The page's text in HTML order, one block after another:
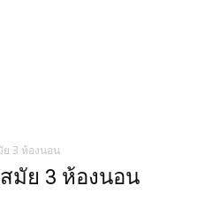
3 ห้องนอน
มัย 3 ห้องนอน